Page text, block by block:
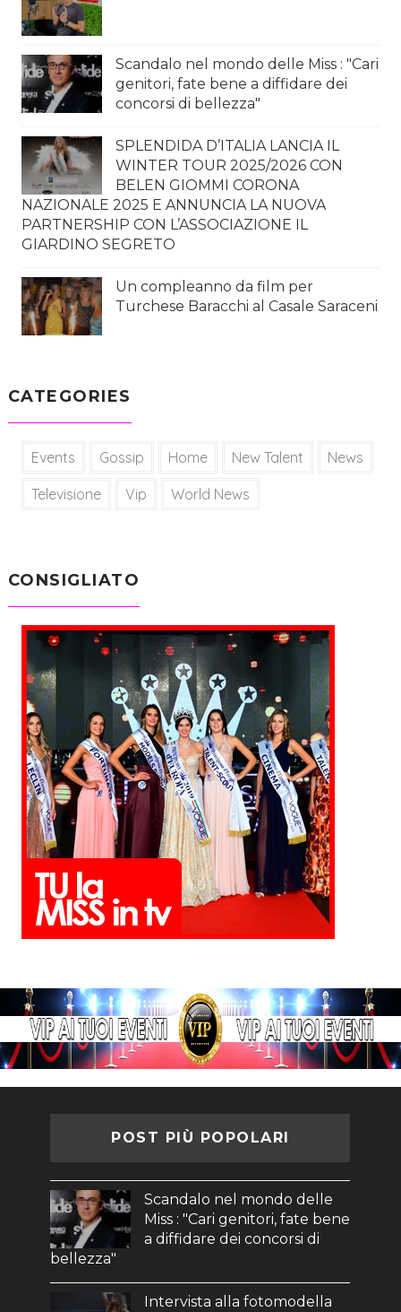
Scandalo nel mondo delle Miss : "Cari
genitori, fate bene a diffidare dei
concorsi di bellezza"
SPLENDIDA D’ITALIA LANCIA IL
WINTER TOUR 2025/2026 CON
BELEN GIOMMI CORONA
NAZIONALE 2025 E ANNUNCIA LA NUOVA
PARTNERSHIP CON L’ASSOCIAZIONE IL
GIARDINO SEGRETO
Un compleanno da film per
Turchese Baracchi al Casale Saraceni
CATEGORIES
Events Gossip Home New Talent News
Televisione Vip World News
CONSIGLIATO
POST PIÙ POPOLARI
Scandalo nel mondo delle
Miss : "Cari genitori, fate bene
a diffidare dei concorsi di
bellezza"
Intervista alla fotomodella